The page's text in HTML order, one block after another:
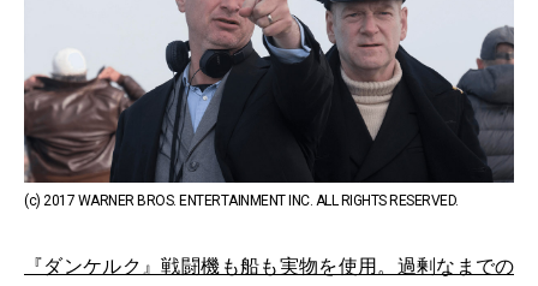
(c) 2017 WARNER BROS. ENTERTAINMENT INC. ALL RIGHTS RESERVED.
『ダンケルク』戦闘機も船も実物を使用。過剰なまでの